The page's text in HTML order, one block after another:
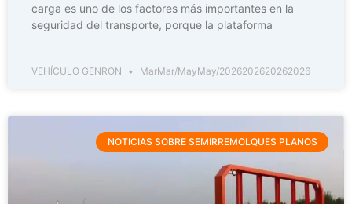
carga es uno de los factores más importantes en la
seguridad del transporte, porque la plataforma
VEHÍCULO GENRON MarMar/MayMay/2026202620262026
NOTICIAS SOBRE SEMIRREMOLQUES PLANOS